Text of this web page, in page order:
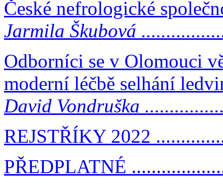
České nefrologické
Jarmila Škubová
Odborníci se v Olomouci
moderní léčbě selhání
David Vondruška
REJSTŘÍKY 2022
PŘEDPLATNÉ